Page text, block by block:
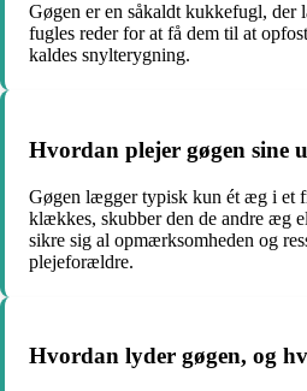
Gøgen er en såkaldt kukkefugl, der
fugles reder for at få dem til at
kaldes snylterygning.
Hvordan plejer gøgen sine
Gøgen lægger typisk kun ét æg i et
klækkes, skubber den de andre æg
sikre sig al opmærksomheden og
plejeforældre.
Hvordan lyder gøgen, og